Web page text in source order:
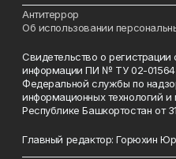
Антитеррор
Об использовании
Свидетельство о
информации ПИ № ТУ 02-01564
Федеральной службы по
информационных технологий
Республике Башкортостан от
Главный редактор: Горюхин